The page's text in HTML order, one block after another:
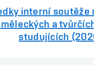
interní soutěže
a
studujících